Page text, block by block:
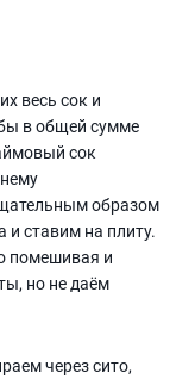
весь сок и
в общей сумме
сок
образом
ставим на плиту.
помешивая и
но не даём
через сито,